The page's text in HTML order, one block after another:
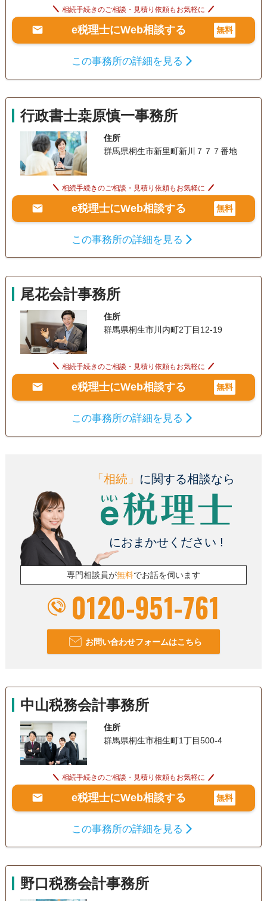
相続手続きのご相談・見積り依頼もお気軽に
e税理士にWeb相談する 無料
この事務所の詳細を見る
行政書士桒原慎一事務所
住所
群馬県桐生市新里町新川７７７番地
相続手続きのご相談・見積り依頼もお気軽に
e税理士にWeb相談する 無料
この事務所の詳細を見る
尾花会計事務所
住所
群馬県桐生市川内町2丁目12-19
相続手続きのご相談・見積り依頼もお気軽に
e税理士にWeb相談する 無料
この事務所の詳細を見る
「相続」 に関する相談なら
におまかせください !
専門相談員が無料でお話を伺います
0120-951-761
お問い合わせフォームはこちら
中山税務会計事務所
住所
群馬県桐生市相生町1丁目500-4
相続手続きのご相談・見積り依頼もお気軽に
e税理士にWeb相談する 無料
この事務所の詳細を見る
野口税務会計事務所